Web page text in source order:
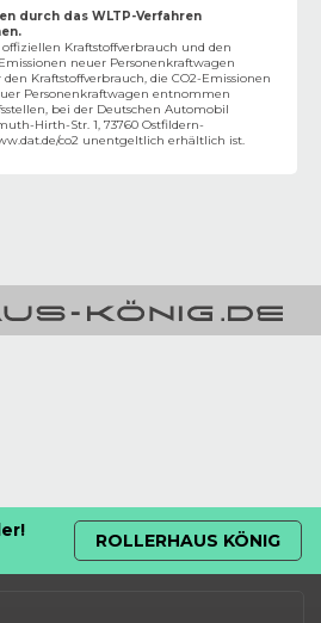
durch das WLTP-Verfahren
Kraftstoffverbrauch und den
neuer Personenkraftwagen
Kraftstoffverbrauch, die CO2-Emissionen
Personenkraftwagen entnommen
bei der Deutschen Automobil
Hirth-Str. 1, 73760 Ostfildern-
co2 unentgeltlich erhältlich ist.
ROLLERHAUS KÖNIG